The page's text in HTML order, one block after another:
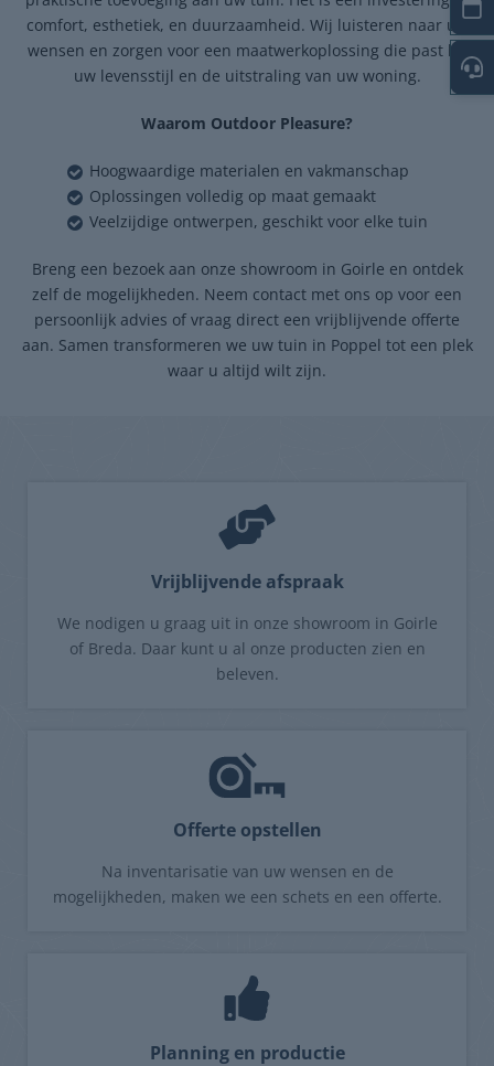
comfort, esthetiek, en duurzaamheid. Wij luisteren naar uw
wensen en zorgen voor een maatwerkoplossing die past bij
uw levensstijl en de uitstraling van uw woning.
Waarom Outdoor Pleasure?
Hoogwaardige materialen en vakmanschap
Oplossingen volledig op maat gemaakt
Veelzijdige ontwerpen, geschikt voor elke tuin
Breng een bezoek aan onze showroom in Goirle en ontdek
zelf de mogelijkheden. Neem contact met ons op voor een
persoonlijk advies of vraag direct een vrijblijvende offerte
aan. Samen transformeren we uw tuin in Poppel tot een plek
waar u altijd wilt zijn.
Vrijblijvende afspraak
We nodigen u graag uit in onze showroom in Goirle
of Breda. Daar kunt u al onze producten zien en
beleven.
Offerte opstellen
Na inventarisatie van uw wensen en de
mogelijkheden, maken we een schets en een offerte.
Planning en productie